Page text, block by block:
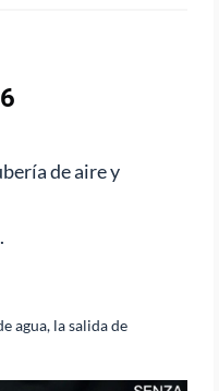
de aire y
agua, la salida de